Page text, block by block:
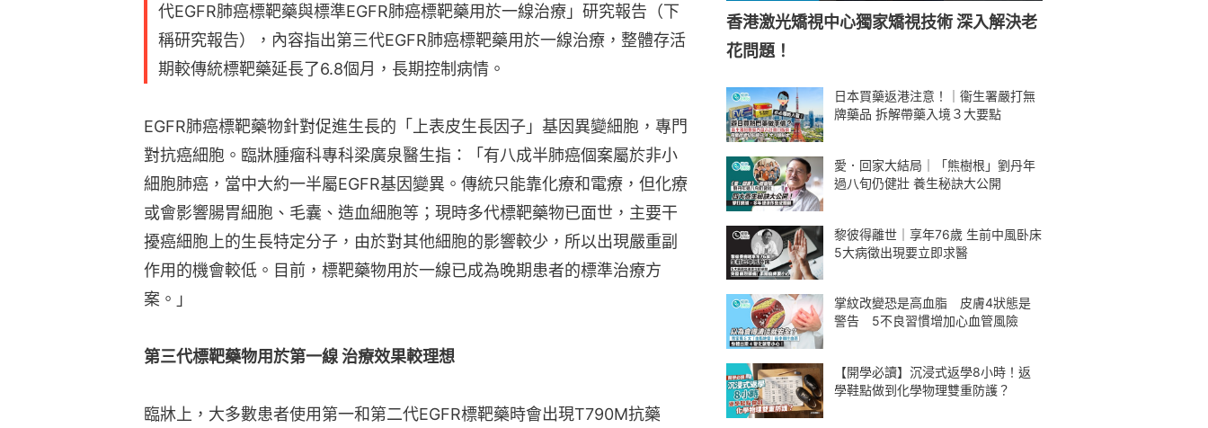
代EGFR肺癌標靶藥與標準EGFR肺癌標靶藥用於一線治療」研究報告（下
稱研究報告），內容指出第三代EGFR肺癌標靶藥用於一線治療，整體存活
期較傳統標靶藥延長了6.8個月，長期控制病情。
EGFR肺癌標靶藥物針對促進生長的「上表皮生長因子」基因異變細胞，專門
對抗癌細胞。臨牀腫瘤科專科梁廣泉醫生指：「有八成半肺癌個案屬於非小
細胞肺癌，當中大約一半屬EGFR基因變異。傳統只能靠化療和電療，但化療
或會影響腸胃細胞、毛囊、造血細胞等；現時多代標靶藥物已面世，主要干
擾癌細胞上的生長特定分子，由於對其他細胞的影響較少，所以出現嚴重副
作用的機會較低。目前，標靶藥物用於一線已成為晚期患者的標準治療方
案。」
第三代標靶藥物用於第一線 治療效果較理想
臨牀上，大多數患者使用第一和第二代EGFR標靶藥時會出現T790M抗藥
香港激光矯視中心獨家矯視技術 深入解決老
花問題！
日本買藥返港注意！｜衞生署嚴打無
牌藥品 拆解帶藥入境３大要點
愛．回家大結局｜「熊樹根」劉丹年
過八旬仍健壯 養生秘訣大公開
黎彼得離世｜享年76歲 生前中風卧床
5大病徵出現要立即求醫
掌紋改變恐是高血脂 皮膚4狀態是
警告 5不良習慣增加心血管風險
【開學必讀】沉浸式返學8小時！返
學鞋點做到化學物理雙重防護？